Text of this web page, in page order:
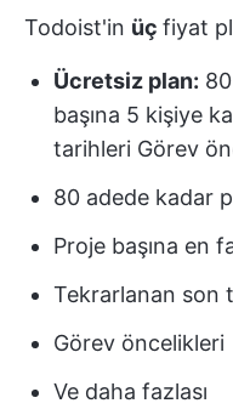
Todoist'in üç fiyat
Ücretsiz plan:
başına 5 kişiye
tarihleri Görev
80 adede kadar
Proje başına en
Tekrarlanan son
Görev öncelikleri
Ve daha fazlası